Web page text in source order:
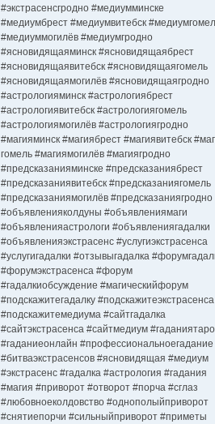
#экстрасенсгродно #медиумминске
#медиумбрест #медиумвитебск
#медиуммогилёв #медиумгродно
#ясновидящаяминск #ясновидящаябрест
#ясновидящаявитебск #ясновидящаягомель
#ясновидящаямогилёв #ясновидящаягродно
#астрологияминск #астрологиябрест
#астрологиявитебск #астрологиягомель
#астрологиямогилёв #астрологиягродно
#магияминск #магиябрест #магиявитебск
гомель #магиямогилёв #магиягродно
#предсказанияминске #предсказаниябрест
#предсказаниявитебск #предсказаниягомель
#предсказаниямогилёв #предсказаниягродно
#объявленияколдуны #объявлениямаги
#объявленияастрологи #объявлениягадалки
#объявленияэкстрасенс #услугиэкстрасенса
#услугигадалки #отзывыгадалка
#форумэкстрасенса #форум
#гадалкиобсуждение #магическийфорум
#подскажитегадалку #подскажитеэкстрасенса
#подскажитемедиума #сайтгадалка
#сайтэкстрасенса #сайтмедиум #гаданиятаро
#гаданиеонлайн #профессиональноегадание
#битваэкстрасенсов #ясновидящая #медиум
#экстрасенс #гадалка #астрология #гадания
#магия #приворот #отворот #порча #сглаз
#любовноеколдовство #однополыйприворот
#снятиепорчи #сильныйприворот #приметы